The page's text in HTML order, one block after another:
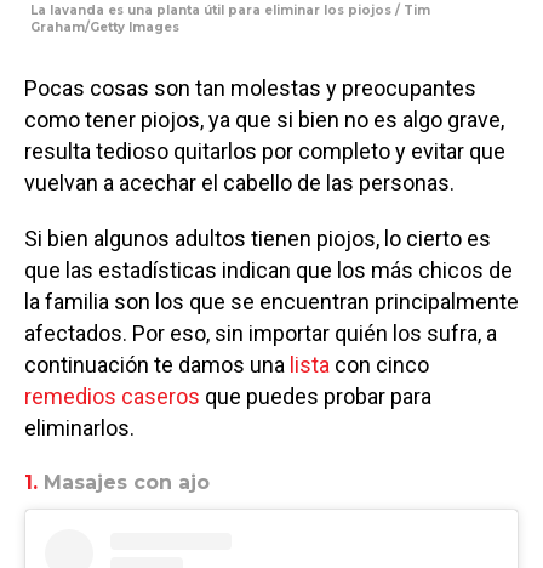
La lavanda es una planta útil para eliminar los piojos / Tim
Graham/Getty Images
Pocas cosas son tan molestas y preocupantes
como tener piojos, ya que si bien no es algo grave,
resulta tedioso quitarlos por completo y evitar que
vuelvan a acechar el cabello de las personas.
Si bien algunos adultos tienen piojos, lo cierto es
que las estadísticas indican que los más chicos de
la familia son los que se encuentran principalmente
afectados. Por eso, sin importar quién los sufra, a
continuación te damos una lista con cinco
remedios caseros que puedes probar para
eliminarlos.
1. Masajes con ajo